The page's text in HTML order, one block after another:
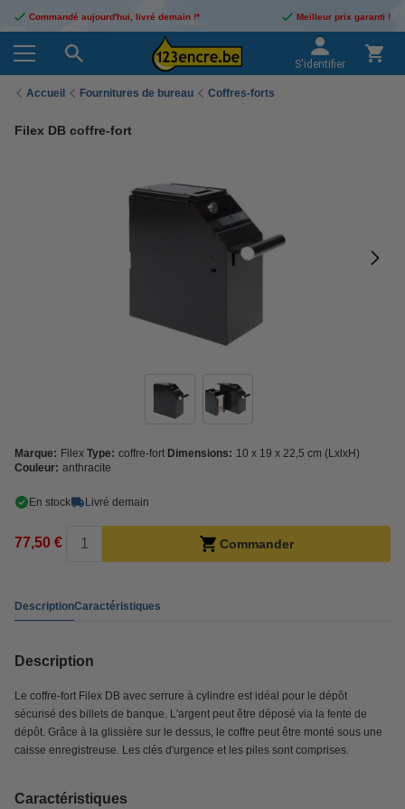
Commandé aujourd'hui, livré demain !* Meilleur prix garanti !
S'identifier
Accueil Fournitures de bureau Coffres-forts
Filex DB coffre-fort
Marque: Filex Type: coffre-fort Dimensions: 10 x 19 x 22,5 cm (LxlxH)
Couleur: anthracite
En stock Livré demain
77,50 € Commander
DescriptionCaractéristiques
Description
Le coffre-fort Filex DB avec serrure à cylindre est idéal pour le dépôt
sécurisé des billets de banque. L'argent peut être déposé via la fente de
dépôt. Grâce à la glissière sur le dessus, le coffre peut être monté sous une
caisse enregistreuse. Les clés d'urgence et les piles sont comprises.
Caractéristiques